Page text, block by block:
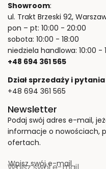
Showroom:
ul. Trakt Brzeski 92,
pon – pt: 10:00 - 20:00
sobota: 10:00 - 18:00
niedziela handlowa: 10:00 -
+48 694 361 565
Dział sprzedaży i
+48 694 361 565
Newsletter
Podaj swój adres e-mail,
informacje o nowościach,
ofertach.
Wpisz swój e-mail